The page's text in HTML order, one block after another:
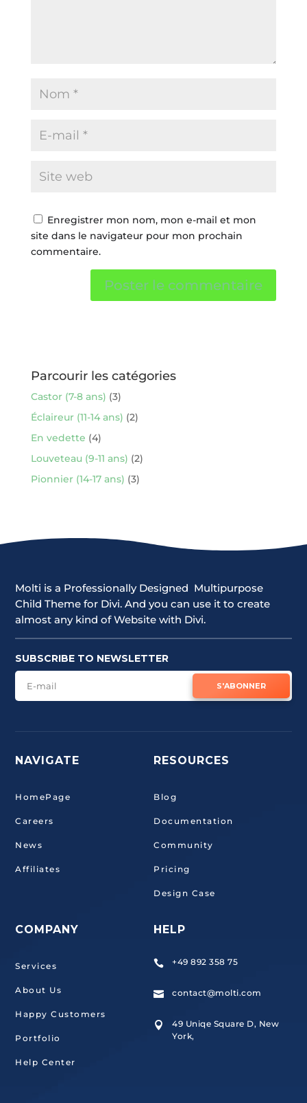
Enregistrer mon nom, mon e-mail et mon
site dans le navigateur pour mon prochain
commentaire.
Parcourir les catégories
Castor (7-8 ans) (3)
Éclaireur (11-14 ans) (2)
En vedette (4)
Louveteau (9-11 ans) (2)
Pionnier (14-17 ans) (3)
Molti is a Professionally Designed Multipurpose
Child Theme for Divi. And you can use it to create
almost any kind of Website with Divi.
SUBSCRIBE TO NEWSLETTER
S'ABONNER
NAVIGATE
HomePage
Careers
News
Affiliates
COMPANY
Services
About Us
Happy Customers
Portfolio
Help Center
RESOURCES
Blog
Documentation
Community
Pricing
Design Case
HELP
 +49 892 358 75
 contact@molti.com

49 Uniqe Square D, New
York,